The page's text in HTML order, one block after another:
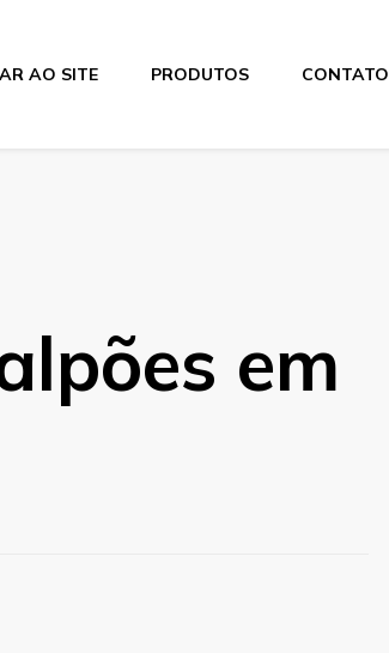
AO SITE PRODUTOS CONTATO
em